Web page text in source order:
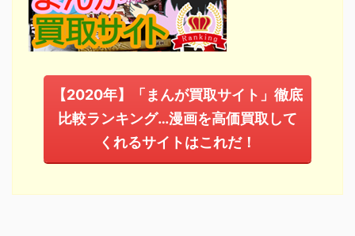
【2020年】「まんが買取サイト」徹底
比較ランキング…漫画を高価買取して
くれるサイトはこれだ！